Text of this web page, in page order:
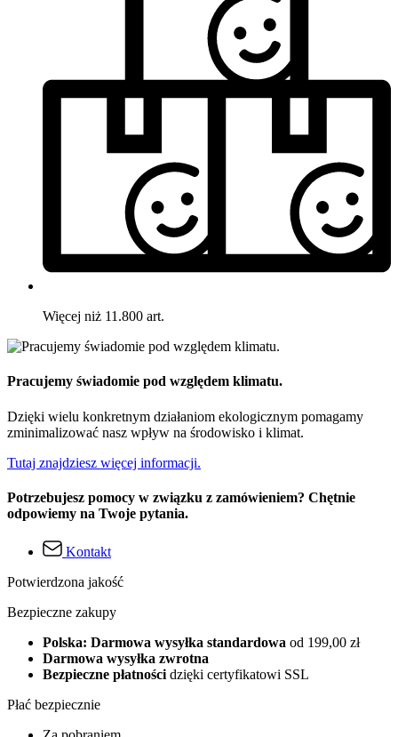
Więcej niż 11.800 art.
Pracujemy świadomie pod względem klimatu.
Dzięki wielu konkretnym działaniom ekologicznym pomagamy
zminimalizować nasz wpływ na środowisko i klimat.
Tutaj znajdziesz więcej informacji.
Potrzebujesz pomocy w związku z zamówieniem? Chętnie
odpowiemy na Twoje pytania.
Kontakt
Potwierdzona jakość
Bezpieczne zakupy
Polska: Darmowa wysyłka standardowa od 199,00 zł
Darmowa wysyłka zwrotna
Bezpieczne płatności dzięki certyfikatowi SSL
Płać bezpiecznie